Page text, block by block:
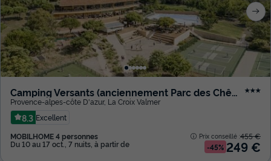
Camping Versants (anciennement Parc des Chênes) ★★★
Provence-alpes-côte D'azur, La Croix Valmer
8.3 Excellent
MOBILHOME 4 personnes
Du 10 au 17 oct., 7 nuits, à partir de
Prix conseillé :455 €
-45% 249 €